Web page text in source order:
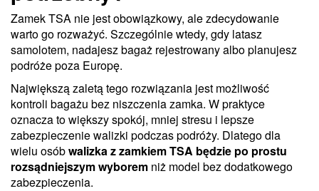
Zamek TSA nie jest obowiązkowy, ale zdecydowanie
warto go rozważyć. Szczególnie wtedy, gdy latasz
samolotem, nadajesz bagaż rejestrowany albo planujesz
podróże poza Europę.
Największą zaletą tego rozwiązania jest możliwość
kontroli bagażu bez niszczenia zamka. W praktyce
oznacza to większy spokój, mniej stresu i lepsze
zabezpieczenie walizki podczas podróży. Dlatego dla
wielu osóbwalizka z zamkiem TSA będzie po prostu
rozsądniejszym wyborem niż model bez dodatkowego
zabezpieczenia.